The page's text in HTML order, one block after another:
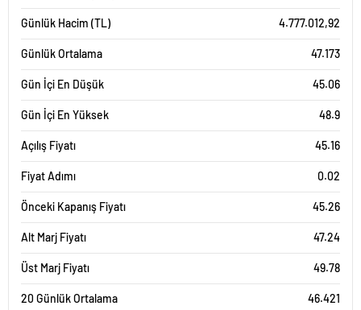
Günlük Hacim (TL) 4.777.012,92
Günlük Ortalama 47.173
Gün İçi En Düşük 45.06
Gün İçi En Yüksek 48.9
Açılış Fiyatı 45.16
Fiyat Adımı 0.02
Önceki Kapanış Fiyatı 45.26
Alt Marj Fiyatı 47.24
Üst Marj Fiyatı 49.78
20 Günlük Ortalama 46.421